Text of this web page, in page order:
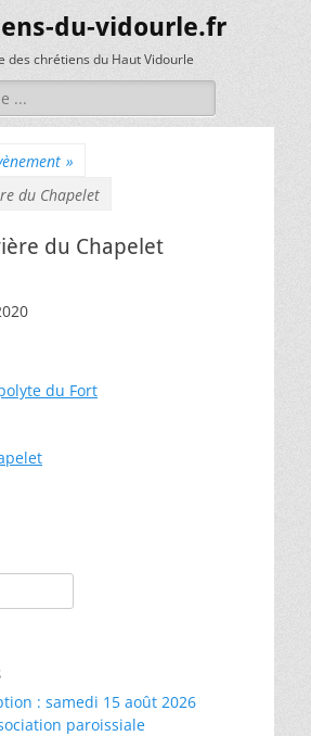
du-vidourle.fr
des chrétiens du Haut Vidourle
:
»
du Chapelet
du Chapelet
du Fort
: samedi 15 août 2026
paroissiale